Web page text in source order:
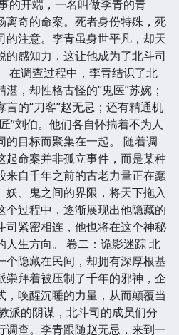
乾坤初定 北宋仁宗年间，天下
下，暗流涌动。京城汴梁，一座
为“北斗司”。它不隶属朝廷，
着守护天下安宁的重任。司内成
各异的奇人异士，他们隐于市
潜藏在阴影中的邪祟妖魔，维
的开端，一名叫做李青的青
离奇的命案。死者身份特殊，死
注意。李青虽身世平凡，却天
的感知力，这让他成为了北斗司
在调查过程中，李青结识了北
，却性格古怪的“鬼医”苏婉；
的“刀客”赵无忌；还有精通机
”刘伯。他们各自怀揣着不为人
的目标而聚集在一起。 随着调
起命案并非孤立事件，而是某种
来自千年之前的古老力量正在蠢
妖、鬼之间的界限，将天下拖入
过程中，逐渐展现出他隐藏的